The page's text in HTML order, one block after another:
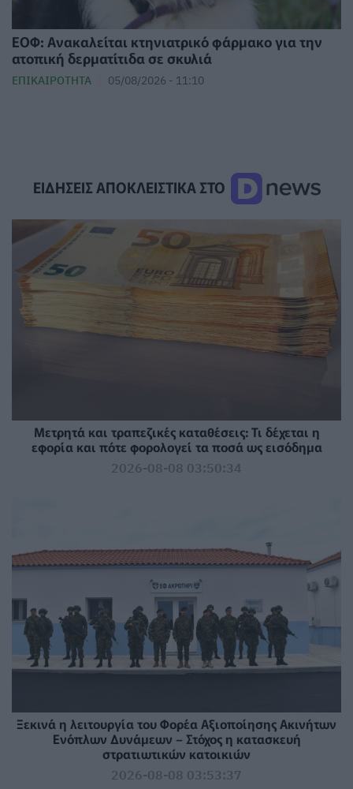
ΕΟΦ: Ανακαλείται κτηνιατρικό φάρμακο για την
ατοπική δερματίτιδα σε σκυλιά
ΕΠΙΚΑΙΡΌΤΗΤΑ 05/08/2026 - 11:10
ΕΙΔΗΣΕΙΣ ΑΠΟΚΛΕΙΣΤΙΚΑ ΣΤΟ
Μετρητά και τραπεζικές καταθέσεις: Τι δέχεται η
εφορία και πότε φορολογεί τα ποσά ως εισόδημα
2026-08-08 03:50:34
Ξεκινά η λειτουργία του Φορέα Αξιοποίησης Ακινήτων
Ενόπλων Δυνάμεων – Στόχος η κατασκευή
στρατιωτικών κατοικιών
2026-08-08 03:53:37